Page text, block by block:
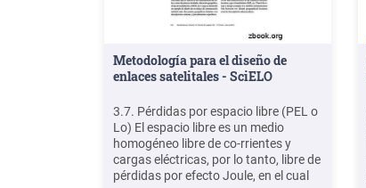
Metodología para el diseño de
enlaces satelitales - SciELO
3.7. Pérdidas por espacio libre (PEL o
Lo) El espacio libre es un medio
homogéneo libre de co-rrientes y
cargas eléctricas, por lo tanto, libre de
pérdidas por efecto Joule, en el cual